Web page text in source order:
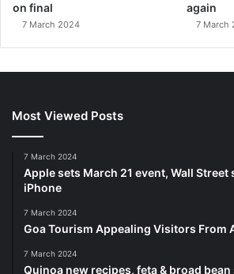
on final
7 March 2024
again
7 March
Most Viewed Posts
7 March 2024
Apple sets March 21 event, Wall Street
iPhone
7 March 2024
Goa Tourism Appealing Visitors From
7 March 2024
Quinoa new recipes, feta & broad bean